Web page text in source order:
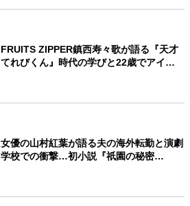
FRUITS ZIPPER鎮西寿々歌が語る『天才
てれびくん』時代の学びと22歳でアイ…
女優の山村紅葉が語る夫の海外転勤と演劇
学校での衝撃…初小説『祇園の秘密…